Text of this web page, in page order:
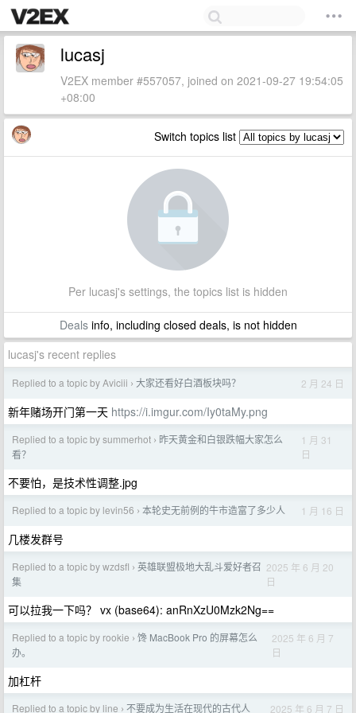
lucasj
V2EX member #557057, joined on 2021-09-27 19:54:05
+08:00
Switch topics list
Per lucasj's settings, the topics list is hidden
Dealsinfo, including closed deals, is not hidden
lucasj's recent replies
Replied to a topic by Aviciii › 大家还看好白酒板块吗？ 2 月 24 日
新年赌场开门第一天 https://i.imgur.com/Iy0taMy.png
Replied to a topic by summerhot › 昨天黄金和白银跌幅大家怎么
看？
1 月 31
日
不要怕，是技术性调整.jpg
Replied to a topic by levin56 › 本轮史无前例的牛市造富了多少人 1 月 16 日
几楼发群号
Replied to a topic by wzdsfl › 英雄联盟极地大乱斗爱好者召
集
2025 年 6 月 20
日
可以拉我一下吗？ vx (base64): anRnXzU0Mzk2Ng==
Replied to a topic by rookie › 馋 MacBook Pro 的屏幕怎么
办。
2025 年 6 月 7
日
加杠杆
Replied to a topic by line › 不要成为生活在现代的古代人 2025 年 6 月 7 日